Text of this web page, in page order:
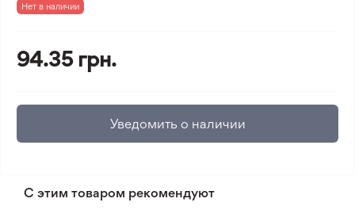
Нет в наличии
94.35 грн.
Уведомить о наличии
С этим товаром рекомендуют